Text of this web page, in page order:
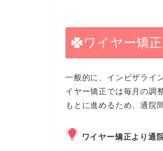
ワイヤー矯
一般的に、インビザライ
イヤー矯正では毎月の調
もとに進めるため、通院
ワイヤー矯正より通